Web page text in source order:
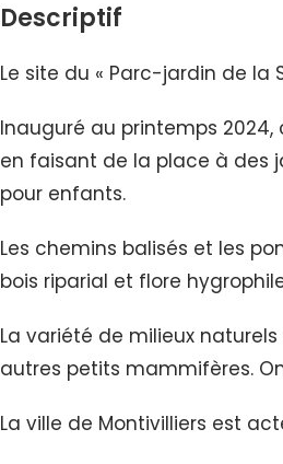
Descriptif
Le site du « Parc-jardin de la
Inauguré au printemps
en faisant de la place à des
pour enfants.
Les chemins balisés et les
bois riparial et flore
La variété de milieux
autres petits mammifères.
La ville de Montivilliers est